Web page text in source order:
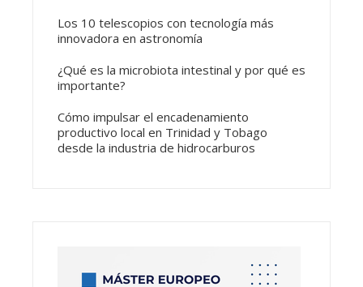
Los 10 telescopios con tecnología más
innovadora en astronomía
¿Qué es la microbiota intestinal y por qué es
importante?
Cómo impulsar el encadenamiento
productivo local en Trinidad y Tobago
desde la industria de hidrocarburos